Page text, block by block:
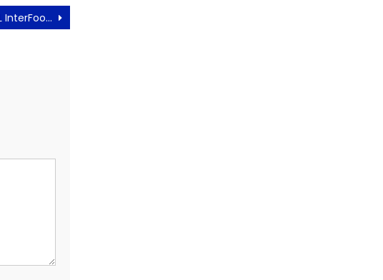
Pameran SIAL InterFood 2023 Resmi Digelar 8-11 November 2023